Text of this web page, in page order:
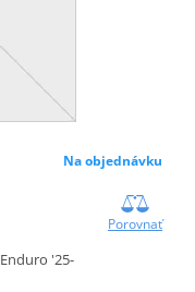
Na objednávku
Porovnať
'25-